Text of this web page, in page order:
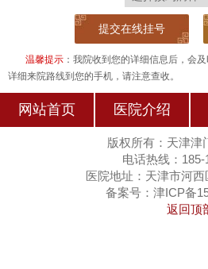
温馨提示：我院收到您的详细信息后，会
详细来院路线到您的手机，请注意查收。
网站首页 医院介绍
版权所有：天津津
电话热线：185-
医院地址：天津市河
备案号：津ICP备
返回顶